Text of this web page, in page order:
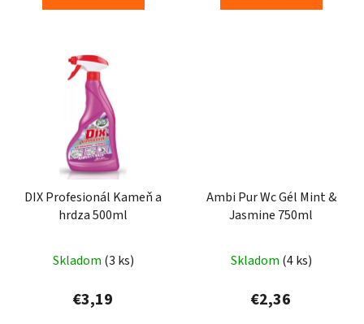
DIX Profesionál Kameň a
hrdza 500ml
Skladom (3 ks)
€3,19
Ambi Pur Wc Gél Mint &
Jasmine 750ml
Skladom (4 ks)
€2,36